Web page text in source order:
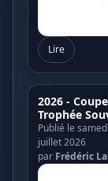
Lire
2026 -
Trophée
Publié le
juillet 2026
par Frédéric